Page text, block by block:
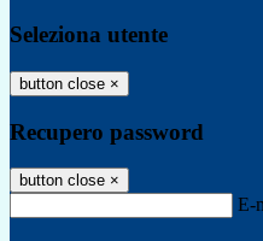
Seleziona utente
button close ×
Recupero password
button close ×
E-